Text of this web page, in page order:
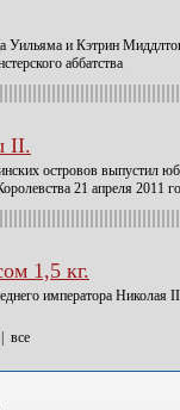
Уильяма и Кэтрин
аббатства
II.
островов выпустил
21 апреля 2011
1,5 кг.
императора Николая
все